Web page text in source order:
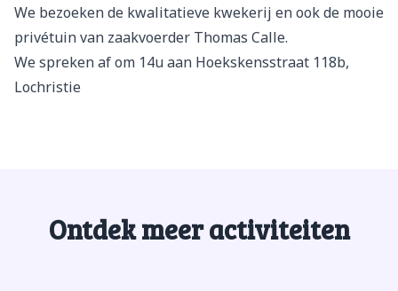
We bezoeken de kwalitatieve kwekerij en ook de mooie
privétuin van zaakvoerder Thomas Calle.
We spreken af om 14u aan Hoekskensstraat 118b,
Lochristie
Ontdek meer activiteiten